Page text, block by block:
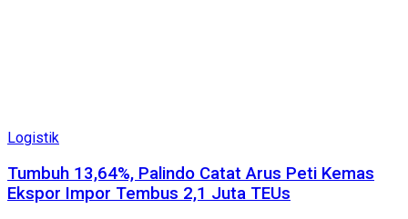
Logistik
Tumbuh 13,64%, Palindo Catat Arus Peti Kemas
Ekspor Impor Tembus 2,1 Juta TEUs